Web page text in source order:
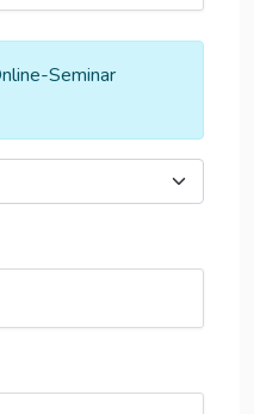
Seminar